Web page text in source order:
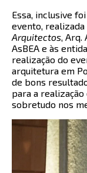
Essa, inclusive
evento,
Arquitectos ,
AsBEA e às
realização do
arquitetura em
de bons
para a
sobretudo nos